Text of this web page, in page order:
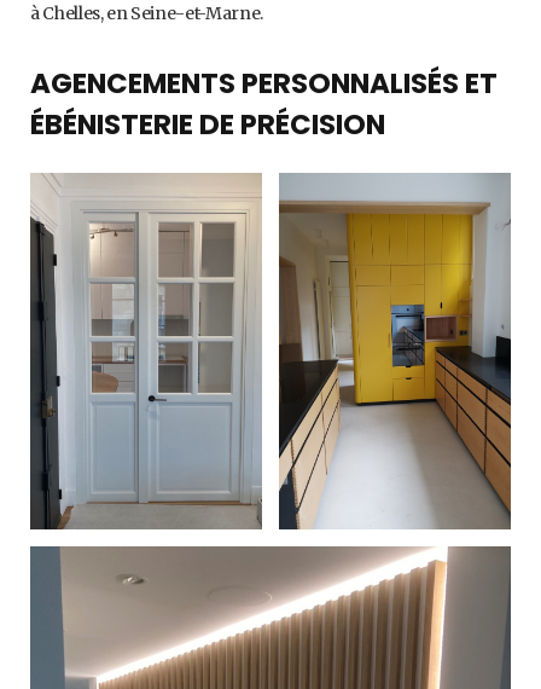
à Chelles, en Seine-et-Marne.
AGENCEMENTS PERSONNALISÉS ET
ÉBÉNISTERIE DE PRÉCISION